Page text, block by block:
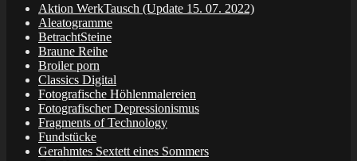
Aktion WerkTausch (Update 15. 07. 2022)
Aleatogramme
BetrachtSteine
Braune Reihe
Broiler porn
Classics Digital
Fotografische Höhlenmalereien
Fotografischer Depressionismus
Fragments of Technology
Fundstücke
Gerahmtes Sextett eines Sommers